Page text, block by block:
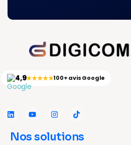
4,9★★★★★100+ avis Google
Nos solutions